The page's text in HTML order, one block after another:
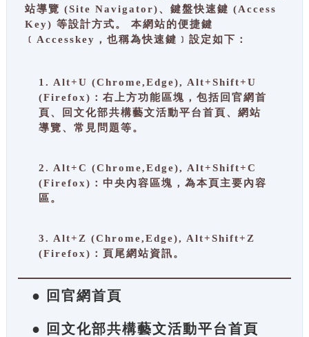
站導覽 (Site Navigator)、鍵盤快速鍵 (Access
Key) 等設計方式。 本網站的便捷鍵
﹝Accesskey，也稱為快速鍵﹞設定如下：
1. Alt+U (Chrome,Edge), Alt+Shift+U
(Firefox)：右上方功能區塊，包括回官網首
頁、回文化部共構藝文活動平台首頁、網站
導覽、常見問題等。
2. Alt+C (Chrome,Edge), Alt+Shift+C
(Firefox)：中央內容區塊，為本頁主要內容
區。
3. Alt+Z (Chrome,Edge), Alt+Shift+Z
(Firefox)：頁尾網站資訊。
● 回官網首頁
● 回文化部共構藝文活動平台首頁